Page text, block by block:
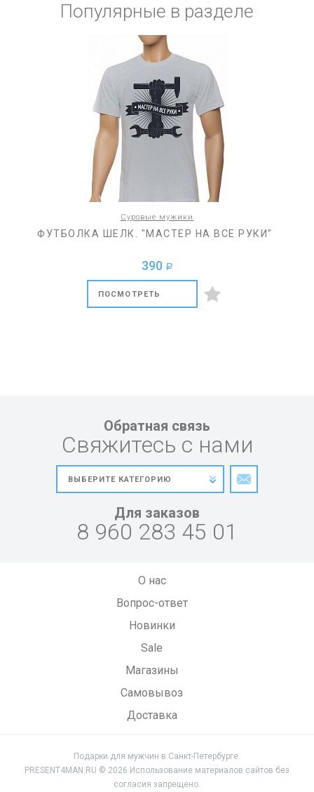
Популярные в разделе
Суровые мужики
ФУТБОЛКА ШЕЛК. "МАСТЕР НА ВСЕ РУКИ"
390 a
ПОСМОТРЕТЬ
Обратная связь
Свяжитесь с нами
Для заказов
8 960 283 45 01
О нас
Вопрос-ответ
Новинки
Sale
Магазины
Самовывоз
Доставка
Подарки для мужчин в Санкт-Петербурге.
PRESENT4MAN.RU © 2026 Использование материалов сайтов без
согласия запрещено.